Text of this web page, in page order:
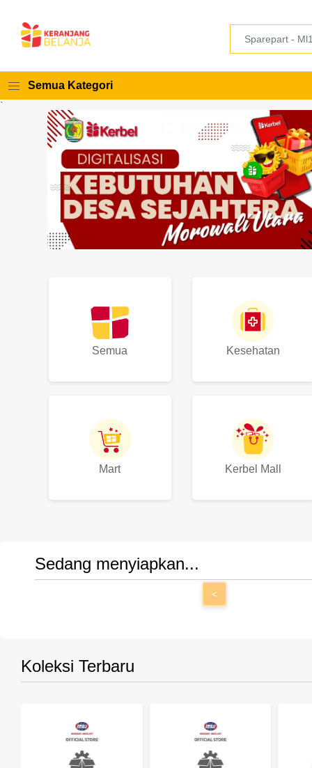
Semua Kategori
`
Semua Kesehatan
Mart Kerbel Mall
Sedang menyiapkan...
<
Koleksi Terbaru